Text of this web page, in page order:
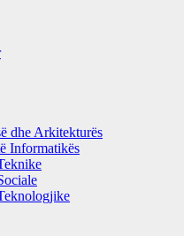
dhe Arkitekturës
Informatikës